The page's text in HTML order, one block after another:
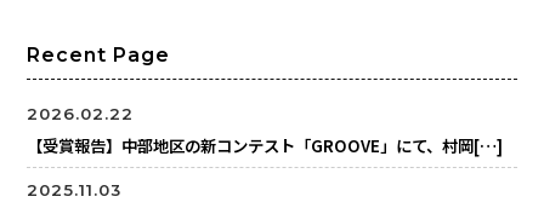
Recent Page
2026.02.22
【受賞報告】中部地区の新コンテスト「GROOVE」にて、村岡[…]
2025.11.03